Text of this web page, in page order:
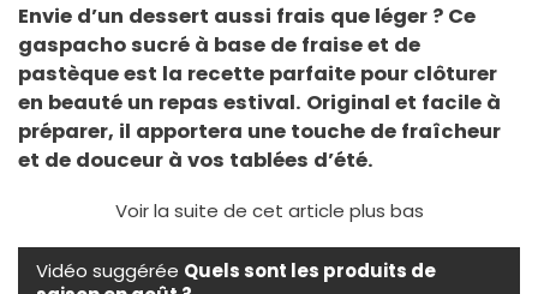
Envie d’un dessert aussi frais que léger ? Ce
gaspacho sucré à base de fraise et de
pastèque est la recette parfaite pour clôturer
en beauté un repas estival. Original et facile à
préparer, il apportera une touche de fraîcheur
et de douceur à vos tablées d’été.
Voir la suite de cet article plus bas
Vidéo suggérée Quels sont les produits de